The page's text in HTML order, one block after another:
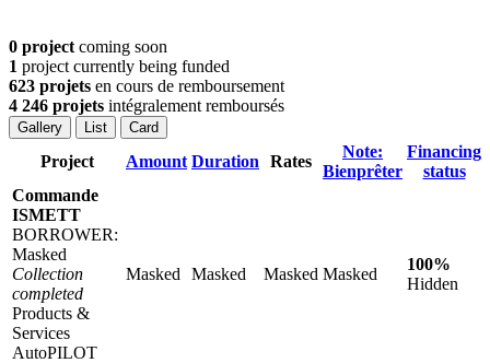
0 project coming soon
1 project currently being funded
623 projets en cours de remboursement
4 246 projets intégralement remboursés
Gallery List Card
Project Amount Duration Rates
Note:
Bienprêter
Financing
status
Commande
ISMETT
BORROWER:
Masked
Collection
completed
Products &
Services
AutoPILOT
Masked Masked Masked Masked
100%
Hidden